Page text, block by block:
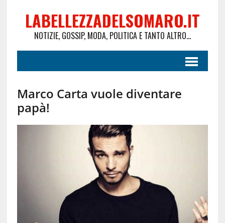
LABELLEZZADELSOMARO.IT
NOTIZIE, GOSSIP, MODA, POLITICA E TANTO ALTRO...
Marco Carta vuole diventare
papà!